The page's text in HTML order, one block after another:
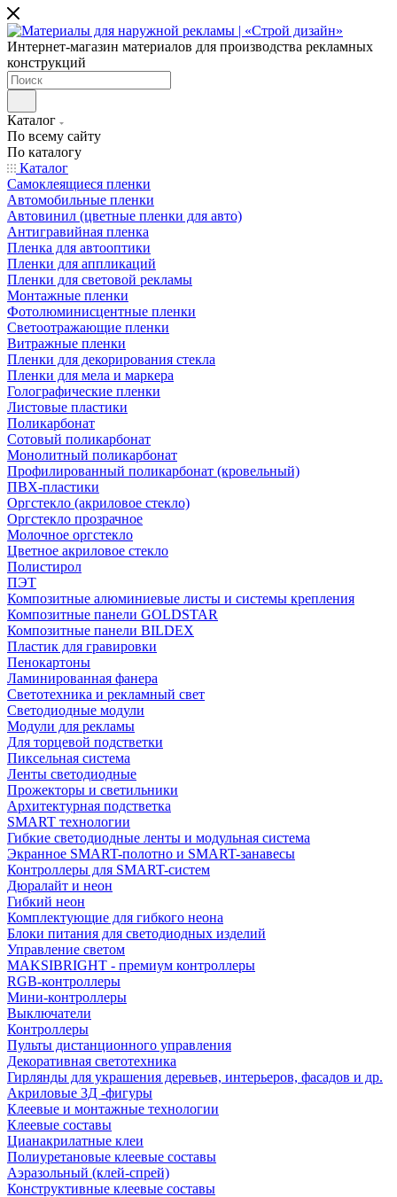
Интернет-магазин материалов для производства рекламных
конструкций
Каталог
По всему сайту
По каталогу
Каталог
Самоклеящиеся пленки
Автомобильные пленки
Автовинил (цветные пленки для авто)
Антигравийная пленка
Пленка для автооптики
Пленки для аппликаций
Пленки для световой рекламы
Монтажные пленки
Фотолюминисцентные пленки
Светоотражающие пленки
Витражные пленки
Пленки для декорирования стекла
Пленки для мела и маркера
Голографические пленки
Листовые пластики
Поликарбонат
Сотовый поликарбонат
Монолитный поликарбонат
Профилированный поликарбонат (кровельный)
ПВХ-пластики
Оргстекло (акриловое стекло)
Оргстекло прозрачное
Молочное оргстекло
Цветное акриловое стекло
Полистирол
ПЭТ
Композитные алюминиевые листы и системы крепления
Композитные панели GOLDSTAR
Композитные панели BILDEX
Пластик для гравировки
Пенокартоны
Ламинированная фанера
Светотехника и рекламный свет
Светодиодные модули
Модули для рекламы
Для торцевой подстветки
Пиксельная система
Ленты светодиодные
Прожекторы и светильники
Архитектурная подстветка
SMART технологии
Гибкие светодиодные ленты и модульная система
Экранное SMART-полотно и SMART-занавесы
Контроллеры для SMART-систем
Дюралайт и неон
Гибкий неон
Комплектующие для гибкого неона
Блоки питания для светодиодных изделий
Управление светом
MAKSIBRIGHT - премиум контроллеры
RGB-контроллеры
Мини-контроллеры
Выключатели
Контроллеры
Пульты дистанционного управления
Декоративная светотехника
Гирлянды для украшения деревьев, интерьеров, фасадов и др.
Акриловые 3Д -фигуры
Клеевые и монтажные технологии
Клеевые составы
Цианакрилатные клеи
Полиуретановые клеевые составы
Аэразольный (клей-спрей)
Конструктивные клеевые составы